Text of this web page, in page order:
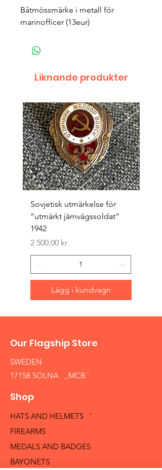
Båtmössmärke i metall för
marinofficer (13eur)
Liknande produkter
Sovjetisk utmärkelse för
”utmärkt järnvägssoldat”
1942
Pris
2 500,00 kr
Lägg i kundvagn
Our Flagship Store
SWEDEN
17158 SOLNA ,,MCB´´
Shop
HATS AND HELMETS '
FIREARMS
MEDALS AND BADGES
BAYONETS